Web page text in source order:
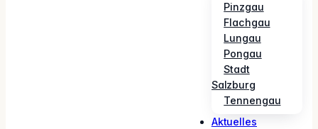
Pinzgau
Flachgau
Lungau
Pongau
Stadt
Salzburg
Tennengau
Aktuelles